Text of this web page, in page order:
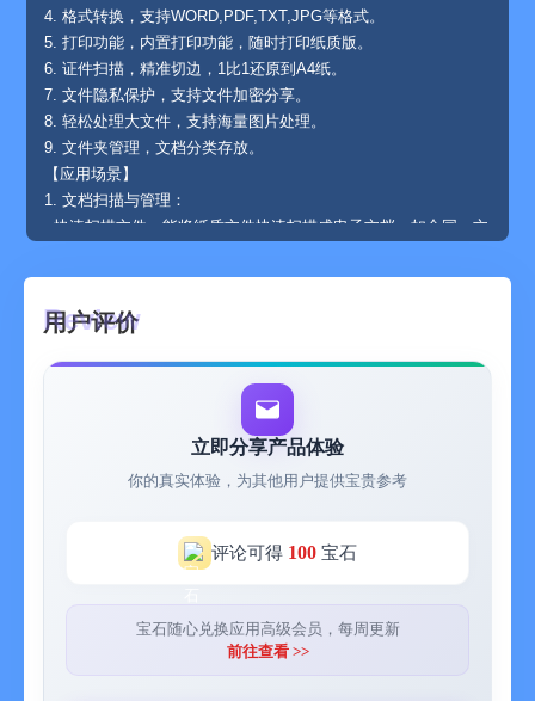
4. 格式转换，支持WORD,PDF,TXT,JPG等格式。
5. 打印功能，内置打印功能，随时打印纸质版。
6. 证件扫描，精准切边，1比1还原到A4纸。
7. 文件隐私保护，支持文件加密分享。
8. 轻松处理大文件，支持海量图片处理。
9. 文件夹管理，文档分类存放。
【应用场景】
1. 文档扫描与管理：
- 快速扫描文件：能将纸质文件快速扫描成电子文档，如合同、文
多页文档，无需等待处理，方便快捷。
- 自动切边：使用专业图像处理算法，自动裁剪图片，去除多余边
缘和背景，使文档更整洁。
- 图像增强：保证文档清晰可读，通过调节亮度、旋转、色彩等，
- 生成 PDF：可预览并生成 PDF 文件，有多种可供选择的 PDF
尺寸，如 LETTER、A4、B5 等。
- 保存与分享：支持将处理完的图片保存至图片库，或通过电子邮
件发送文档（PDF 文件）或处理后的图片，还可添加标题、自定
2. 文字识别与提取：
- 识别图片文字：基于 OCR（光学字符识别）技术，能将图片上
语、日语、韩语、泰语、俄语、意大利语、葡萄牙语、西班牙语
- 提取文字信息：从扫描的文档、图片中提取文字，用于编辑、复
用户评价
立即分享产品体验
你的真实体验，为其他用户提供宝贵参考
评论可得 100 宝石
宝石随心兑换应用高级会员，每周更新
前往查看 >>